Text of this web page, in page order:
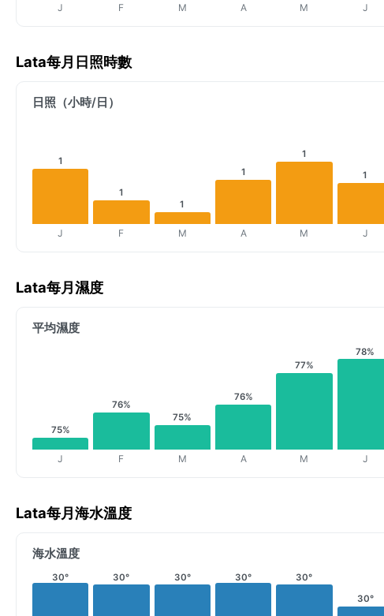
J F M A M J
Lata每月日照時數
日照（小時/日）
1
J
1
F
1
M
1
A
1
M
1
J
Lata每月濕度
平均濕度
75%
J
76%
F
75%
M
76%
A
77%
M
78%
J
Lata每月海水溫度
海水溫度
30° 30° 30° 30° 30°
30°